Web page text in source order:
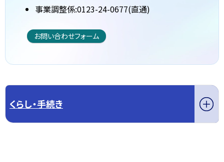
事業調整係:0123-24-0677(直通)
お問い合わせフォーム
くらし・手続き